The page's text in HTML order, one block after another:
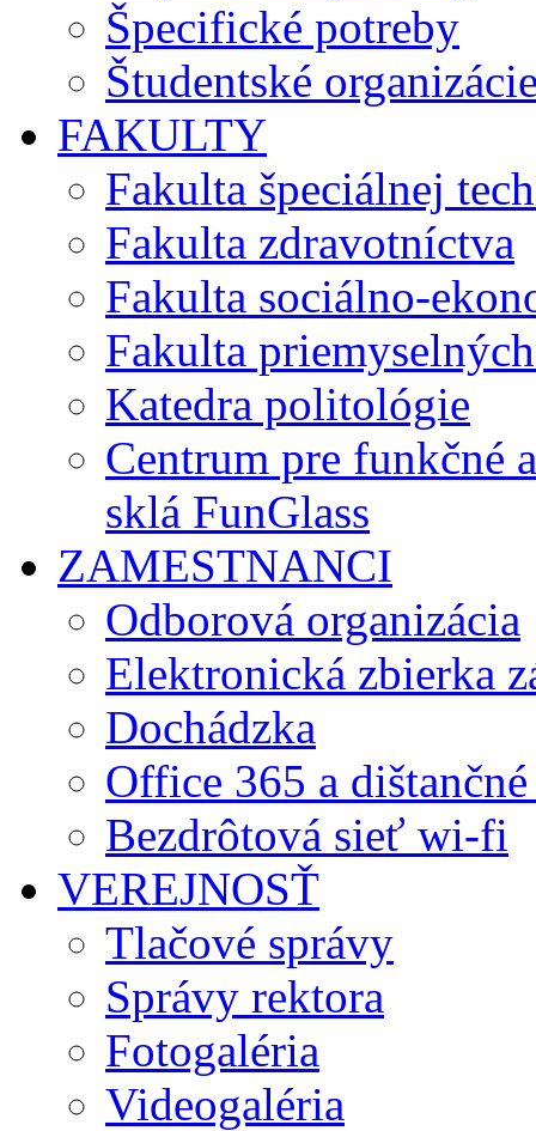
Špecifické potreby
Študentské
FAKULTY
Fakulta špeciálnej
Fakulta zdravotníctva
Fakulta sociálno-
Fakulta
Katedra politológie
Centrum pre funkčné
sklá FunGlass
ZAMESTNANCI
Odborová organizácia
Elektronická zbierka
Dochádzka
Office 365 a
Bezdrôtová sieť wi-fi
VEREJNOSŤ
Tlačové správy
Správy rektora
Fotogaléria
Videogaléria